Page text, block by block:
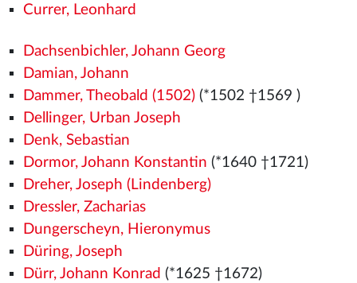
Currer, Leonhard
Dachsenbichler, Johann Georg
Damian, Johann
Dammer, Theobald (1502)(*1502 †1569 )
Dellinger, Urban Joseph
Denk, Sebastian
Dormor, Johann Konstantin (*1640 †1721)
Dreher, Joseph (Lindenberg)
Dressler, Zacharias
Dungerscheyn, Hieronymus
Düring, Joseph
Dürr, Johann Konrad (*1625 †1672)